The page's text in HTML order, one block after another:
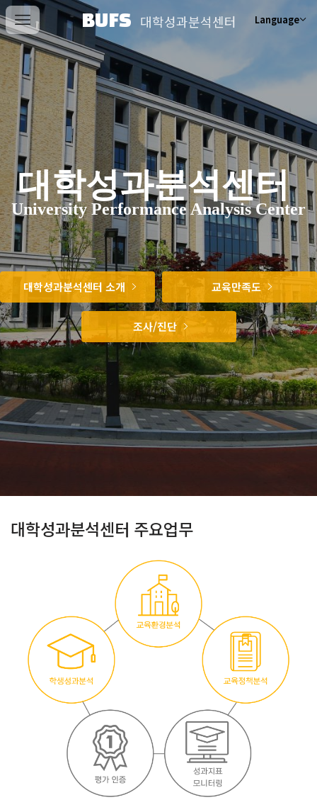
BUFS 대학성과분석센터 Language
대학성과분석센터
University Performance Analysis Center
대학성과분석센터 소개 교육만족도
조사/진단
대학성과분석센터 주요업무